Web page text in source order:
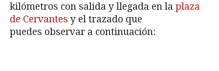
kilómetros con salida y llegada en la plaza
de Cervantes y el trazado que
puedes observar a continuación: